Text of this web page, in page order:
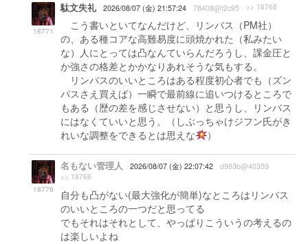
18771
駄文失礼 2026/08/07 (金) 21:57:24 78408@f2c95 >> 18768
こう書いといてなんだけど、リンバス（PM社）
の、ある種コアな高難易度に頭焼かれた（私みたい
な）人にとっては凸なんていらんだろうし、課金圧と
か強さの格差とかかなりあれそうな気もする。
リンバスのいいところはある程度初心者でも（ズン
パスさえ買えば）一瞬で最前線に追いつけるところで
もある（歴の差を感じさせない）と思うし、リンバス
にはなくていいと思う。（しぶっちゃけジフン氏がき
れいな調整をできるとは思えな
）
18776
名もない管理人 2026/08/07 (金) 22:07:42 d983b@40359
>> 18768
自分も凸がない(最大強化が簡単)なところはリンバス
のいいところの一つだと思ってる
でもそれはそれとして、やっぱりこういうの考えるの
は楽しいよね